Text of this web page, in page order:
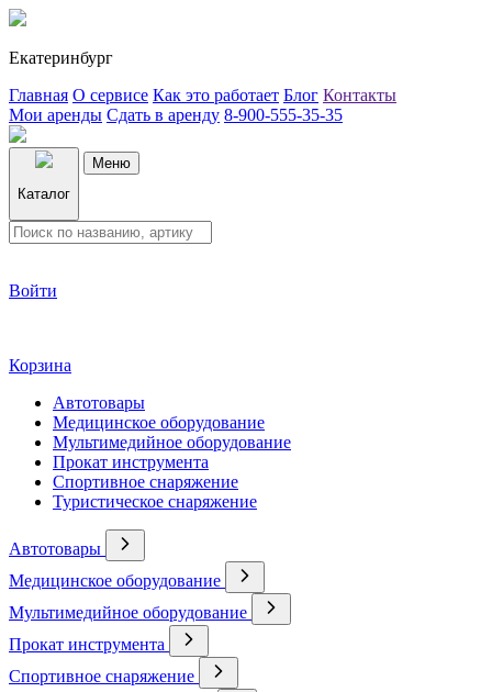
Екатеринбург
Главная О сервисе Как это работает Блог Контакты
Мои аренды Сдать в аренду 8-900-555-35-35
Каталог
Меню
Войти
Корзина
Автотовары
Медицинское оборудование
Мультимедийное оборудование
Прокат инструмента
Спортивное снаряжение
Туристическое снаряжение
Автотовары
Медицинское оборудование
Мультимедийное оборудование
Прокат инструмента
Спортивное снаряжение